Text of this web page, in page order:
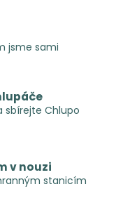
jsme sami
sbírejte Chlupo
v nouzi
stanicím